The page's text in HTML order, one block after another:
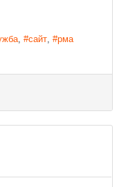
сайт рма